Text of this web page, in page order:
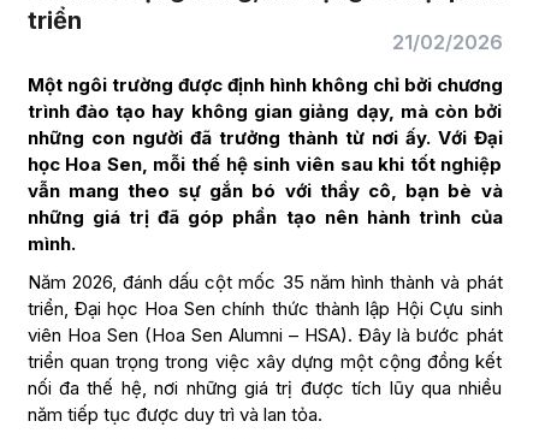
triển
21/02/2026
Một ngôi trường được định hình không chỉ bởi chương
trình đào tạo hay không gian giảng dạy, mà còn bởi
những con người đã trưởng thành từ nơi ấy. Với Đại
học Hoa Sen, mỗi thế hệ sinh viên sau khi tốt nghiệp
vẫn mang theo sự gắn bó với thầy cô, bạn bè và
những giá trị đã góp phần tạo nên hành trình của
mình.
Năm 2026, đánh dấu cột mốc 35 năm hình thành và phát
triển, Đại học Hoa Sen chính thức thành lập Hội Cựu sinh
viên Hoa Sen (Hoa Sen Alumni – HSA). Đây là bước phát
triển quan trọng trong việc xây dựng một cộng đồng kết
nối đa thế hệ, nơi những giá trị được tích lũy qua nhiều
năm tiếp tục được duy trì và lan tỏa.